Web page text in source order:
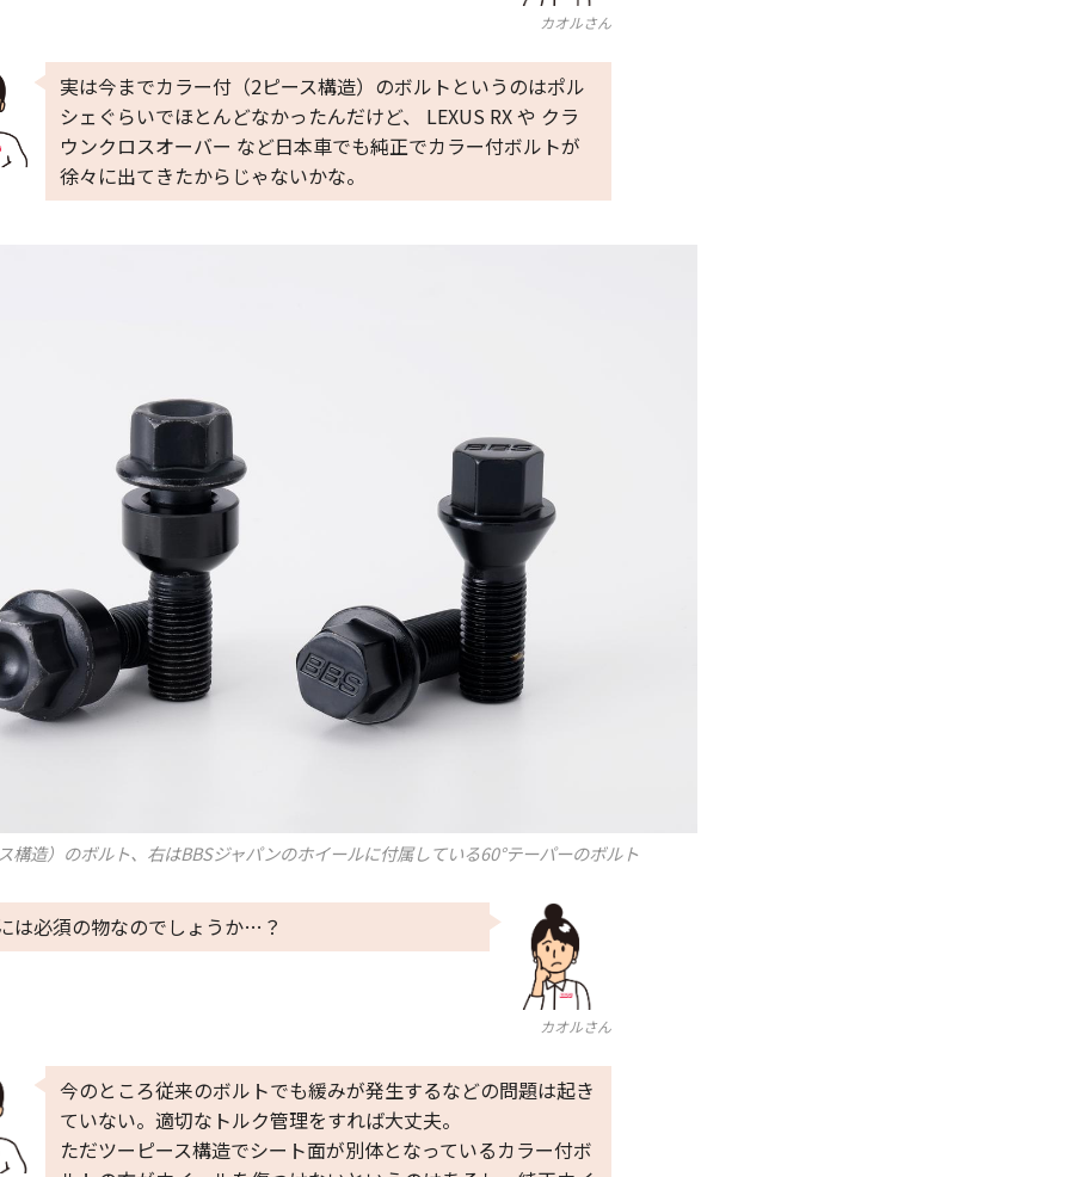
カオルさん
実は今までカラー付（2ピース構造）のボルトというのはポル
シェぐらいでほとんどなかったんだけど、 LEXUS RX や クラ
ウンクロスオーバー など日本車でも純正でカラー付ボルトが
徐々に出てきたからじゃないかな。
構造）のボルト、右はBBSジャパンのホイールに付属している60°テーパーのボルト
カオルさん
は必須の物なのでしょうか…？
今のところ従来のボルトでも緩みが発生するなどの問題は起き
ていない。適切なトルク管理をすれば大丈夫。
ただツーピース構造でシート面が別体となっているカラー付ボ